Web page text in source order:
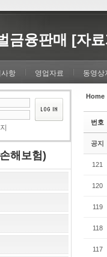
금융판매 [자
사항 영업자료 동영상
해보험)
Home
번호
공지
121
120
119
118
117
북5
북5
북5
북5